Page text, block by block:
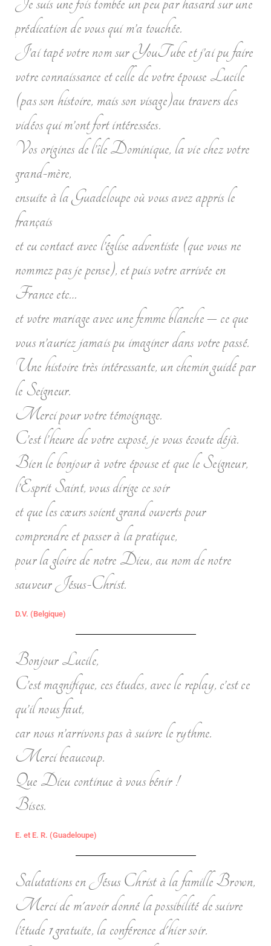
prédication de vous qui m’a touchée.
J’ai tapé votre nom sur YouTube et j’ai pu faire
votre connaissance et celle de votre épouse Lucile
(pas son histoire, mais son visage)au travers des
vidéos qui m’ont fort intéressées.
Vos origines de l’île Dominique, la vie chez votre
grand-mère,
ensuite à la Guadeloupe où vous avez appris le
français
et eu contact avec l’église adventiste (que vous ne
nommez pas je pense), et puis votre arrivée en
France etc…
et votre mariage avec une femme blanche – ce que
vous n’auriez jamais pu imaginer dans votre passé.
Une histoire très intéressante, un chemin guidé par
le Seigneur.
Merci pour votre témoignage.
C’est l’heure de votre exposé, je vous écoute déjà.
Bien le bonjour à votre épouse et que le Seigneur,
l’Esprit Saint, vous dirige ce soir
et que les cœurs soient grand ouverts pour
comprendre et passer à la pratique,
pour la gloire de notre Dieu, au nom de notre
sauveur Jésus-Christ.
D.V. (Belgique)
Bonjour Lucile,
C’est magnifique, ces études, avec le replay, c’est ce
qu’il nous faut,
car nous n’arrivons pas à suivre le rythme.
Merci beaucoup.
Que Dieu continue à vous bénir !
Bises.
E. et E. R. (Guadeloupe)
Salutations en Jésus Christ à la famille Brown,
Merci de m'avoir donné la possibilité de suivre
l’étude 1 gratuite, la conférence d'hier soir.